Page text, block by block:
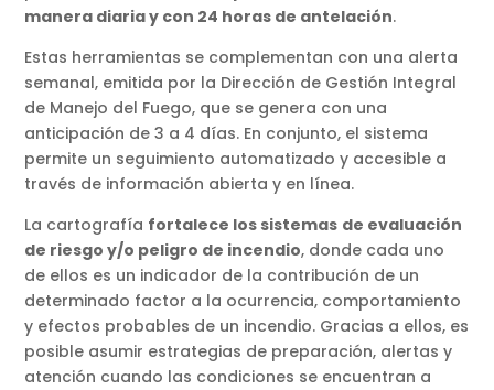
manera diaria y con 24 horas de antelación.
Estas herramientas se complementan con una alerta
semanal, emitida por la Dirección de Gestión Integral
de Manejo del Fuego, que se genera con una
anticipación de 3 a 4 días. En conjunto, el sistema
permite un seguimiento automatizado y accesible a
través de información abierta y en línea.
La cartografía fortalece los sistemas de evaluación
de riesgo y/o peligro de incendio, donde cada uno
de ellos es un indicador de la contribución de un
determinado factor a la ocurrencia, comportamiento
y efectos probables de un incendio. Gracias a ellos, es
posible asumir estrategias de preparación, alertas y
atención cuando las condiciones se encuentran a